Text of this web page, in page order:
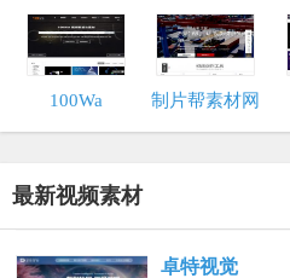
100Wa 制片帮素材网
最新视频素材
卓特视觉